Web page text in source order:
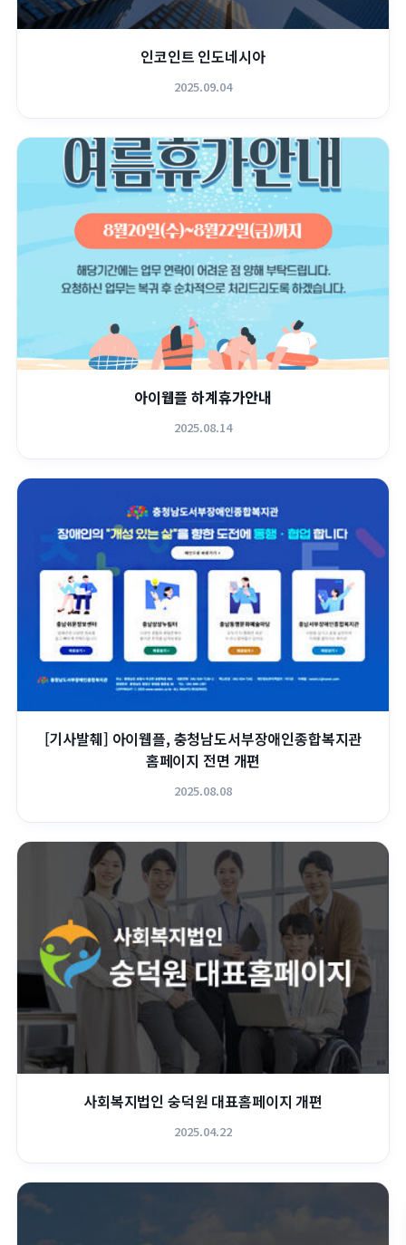
인코인트 인도네시아
2025.09.04
아이웹플 하계휴가안내
2025.08.14
[기사발췌] 아이웹플, 충청남도서부장애인종합복지관
홈페이지 전면 개편
2025.08.08
사회복지법인 숭덕원 대표홈페이지 개편
2025.04.22